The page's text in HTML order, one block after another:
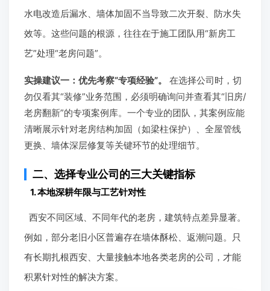
水电改造后漏水、墙体加固不当导致二次开裂、防水失
效等。这些问题的根源，往往在于施工团队用“新房工
艺”处理“老房问题”。
实操建议一：优先考察“专项经验”。
在选择公司时，切
勿仅看其“装修”业务范围，必须明确询问并查看其“旧房/
老房翻新”的专项案例库。一个专业的团队，其案例应能
清晰展示针对老房结构加固（如梁柱保护）、全屋管线
更换、墙体深层修复等关键环节的处理细节。
二、选择专业公司的三大关键指标
1. 本地深耕年限与工艺针对性
西安不同区域、不同年代的老房，建筑特点差异显著。
例如，部分老旧小区普遍存在墙体酥松、返潮问题。只
有长期扎根西安、大量接触本地各类老房的公司，才能
积累针对性的解决方案。